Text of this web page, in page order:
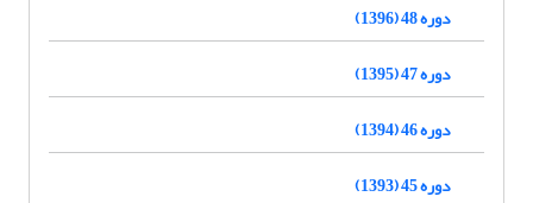
دوره 48 (1396)
دوره 47 (1395)
دوره 46 (1394)
دوره 45 (1393)